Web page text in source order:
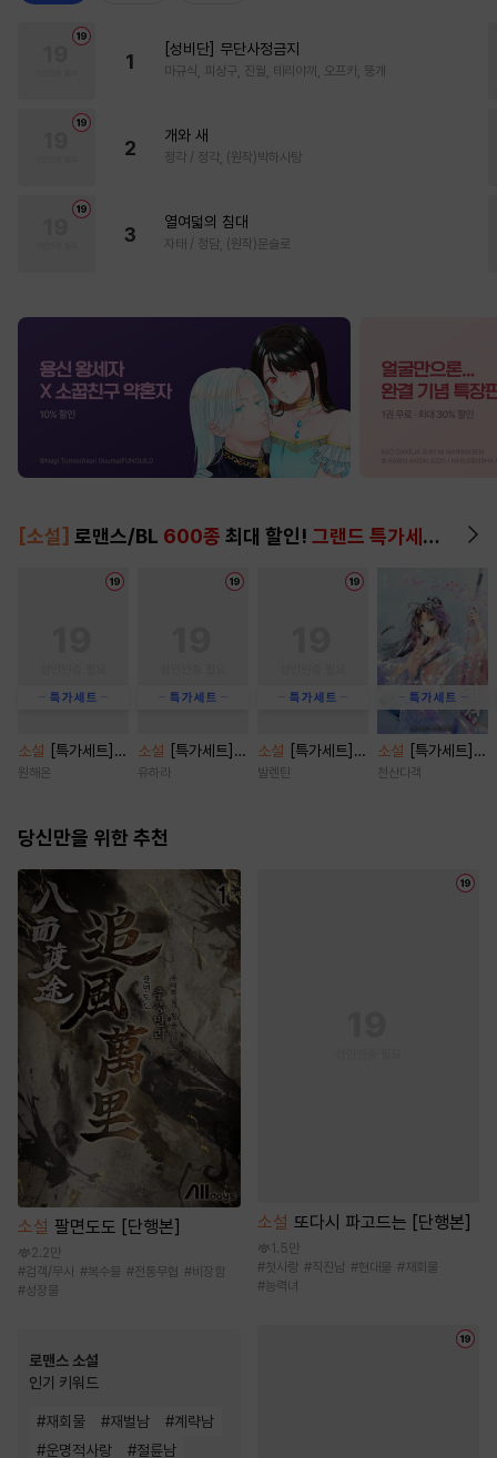
1
[성비단] 무단사정금지
마규식, 피상구, 진월, 테리야끼, 오프카, 뚱개
2
개와 새
정각 / 정각, (원작)박하사탕
3
열여덟의 침대
자태 / 청담, (원작)문슬로
[소설] 로맨스/BL 600종 최대 할인! 그랜드 특가세트
소설
[특가세트]
[BL] 짝사랑 탈곡
원해온
소설
[특가세트]
비가 오던 그날에
유하라
소설
[특가세트]
넣어두세요, 그까
발렌틴
소설
[특가세트]
잠성 [단행본]
천산다객
당신만을 위한 추천
소설 팔면도도 [단행본]
2.2만
#검객/무사 #복수물 #전통무협 #비장함
#성장물
로맨스 소설
인기 키워드
#재회물 #재벌남 #계략남
#운명적사랑 #절륜남
소설 또다시 파고드는 [단행본]
1.5만
#첫사랑 #직진남 #현대물 #재회물
#능력녀